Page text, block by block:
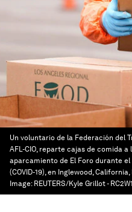
Un voluntario de la Federación del
AFL-CIO, reparte cajas de comida
aparcamiento de El Foro durante
(COVID-19), en Inglewood,
Image: REUTERS/Kyle Grillot -